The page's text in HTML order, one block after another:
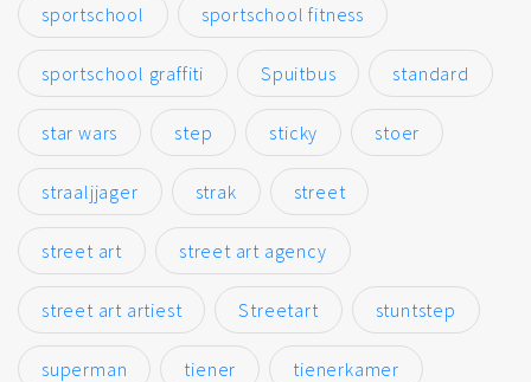
sportschool sportschool fitness
sportschool graffiti Spuitbus standard
star wars step sticky stoer
straaljjager strak street
street art street art agency
street art artiest Streetart stuntstep
superman tiener tienerkamer